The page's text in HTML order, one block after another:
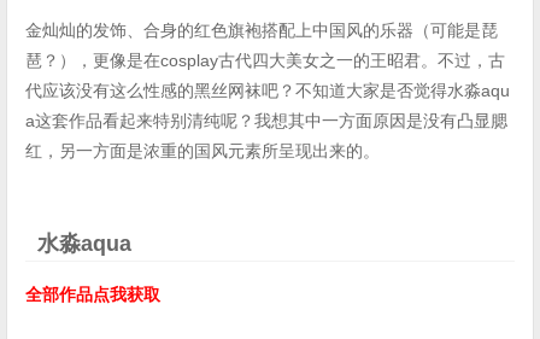
金灿灿的发饰、合身的红色旗袍搭配上中国风的乐器（可能是琵
琶？），更像是在cosplay古代四大美女之一的王昭君。不过，古
代应该没有这么性感的黑丝网袜吧？不知道大家是否觉得水淼aqu
a这套作品看起来特别清纯呢？我想其中一方面原因是没有凸显腮
红，另一方面是浓重的国风元素所呈现出来的。
水淼aqua
全部作品点我获取